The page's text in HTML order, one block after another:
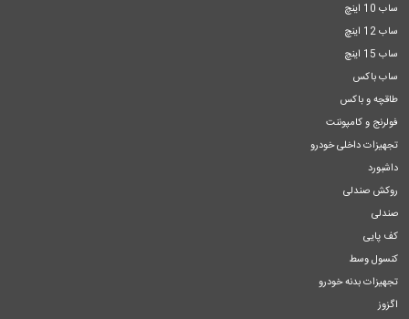
ساب 10 اینچ
ساب 12 اینچ
ساب 15 اینچ
ساب باکس
طاقچه و باکس
فولرنج و کامپوننت
تجهیزات داخلی خودرو
داشبورد
روکش صندلی
صندلی
کف پایی
کنسول وسط
تجهیزات بدنه خودرو
اگزوز